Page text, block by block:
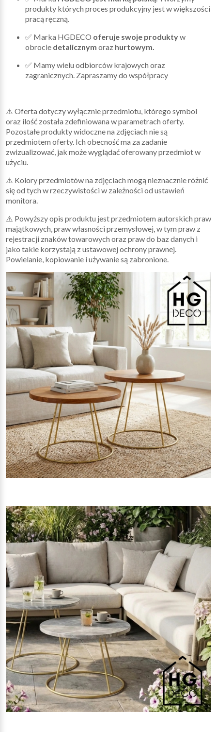
produkty których proces produkcyjny jest w większości
pracą ręczną.
✅ Marka HGDECO oferuje swoje produktyw
obrocie detalicznym oraz hurtowym.
✅ Mamy wielu odbiorców krajowych oraz
zagranicznych. Zapraszamy do współpracy
⚠️ Oferta dotyczy wyłącznie przedmiotu, którego symbol
oraz ilość została zdefiniowana w parametrach oferty.
Pozostałe produkty widoczne na zdjęciach nie są
przedmiotem oferty. Ich obecność ma za zadanie
zwizualizować, jak może wyglądać oferowany przedmiot w
użyciu.
⚠️ Kolory przedmiotów na zdjęciach mogą nieznacznie różnić
się od tych w rzeczywistości w zależności od ustawień
monitora.
⚠️ Powyższy opis produktu jest przedmiotem autorskich praw
majątkowych, praw własności przemysłowej, w tym praw z
rejestracji znaków towarowych oraz praw do baz danych i
jako takie korzystają z ustawowej ochrony prawnej.
Powielanie, kopiowanie i używanie są zabronione.